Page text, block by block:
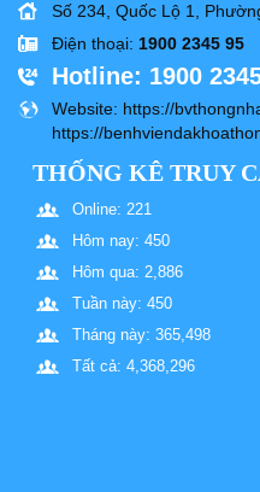
Số 234, Quốc Lộ 1,
Điện thoại: 1900 2345 95
Hotline: 1900
Website: https://
https://
THỐNG KÊ TRUY
Online: 221
Hôm nay: 450
Hôm qua: 2,886
Tuần này: 450
Tháng này: 365,498
Tất cả: 4,368,296